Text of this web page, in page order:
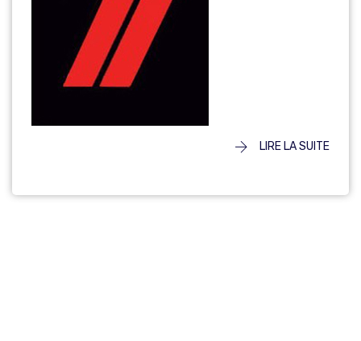
LIRE LA SUITE